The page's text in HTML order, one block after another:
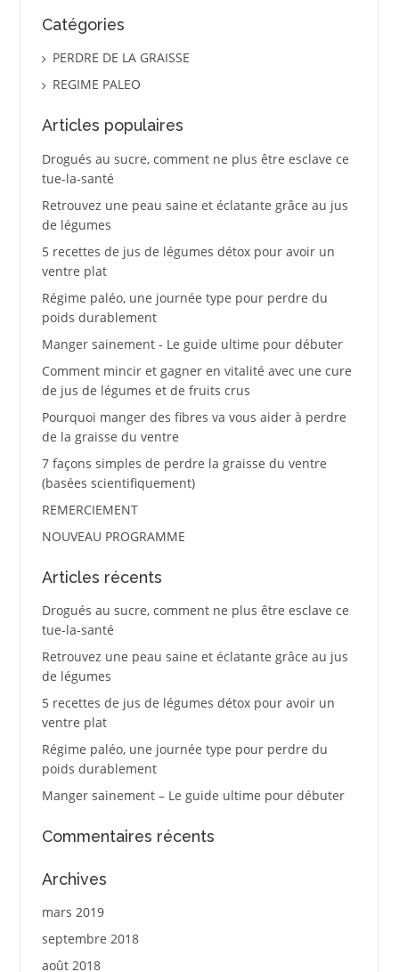
Catégories
PERDRE DE LA GRAISSE
REGIME PALEO
Articles populaires
Drogués au sucre, comment ne plus être esclave ce
tue-la-santé
Retrouvez une peau saine et éclatante grâce au jus
de légumes
5 recettes de jus de légumes détox pour avoir un
ventre plat
Régime paléo, une journée type pour perdre du
poids durablement
Manger sainement - Le guide ultime pour débuter
Comment mincir et gagner en vitalité avec une cure
de jus de légumes et de fruits crus
Pourquoi manger des fibres va vous aider à perdre
de la graisse du ventre
7 façons simples de perdre la graisse du ventre
(basées scientifiquement)
REMERCIEMENT
NOUVEAU PROGRAMME
Articles récents
Drogués au sucre, comment ne plus être esclave ce
tue-la-santé
Retrouvez une peau saine et éclatante grâce au jus
de légumes
5 recettes de jus de légumes détox pour avoir un
ventre plat
Régime paléo, une journée type pour perdre du
poids durablement
Manger sainement – Le guide ultime pour débuter
Commentaires récents
Archives
mars 2019
septembre 2018
août 2018